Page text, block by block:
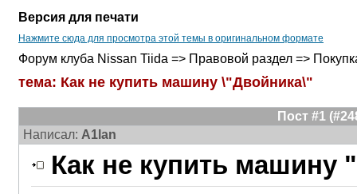
Версия для печати
Нажмите сюда для просмотра этой темы в оригинальном формате
Форум клуба Nissan Tiida => Правовой раздел =>
тема: Как не купить машину \"Двойника\"
Пост #1
Написал: A1lan
Как не купить машину